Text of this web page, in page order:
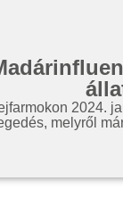
2024.
melyről